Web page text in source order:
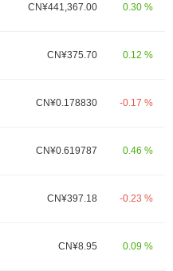
CN¥441,367.00 0.30 %
CN¥375.70 0.12 %
CN¥0.178830 -0.17 %
CN¥0.619787 0.46 %
CN¥397.18 -0.23 %
CN¥8.95 0.09 %